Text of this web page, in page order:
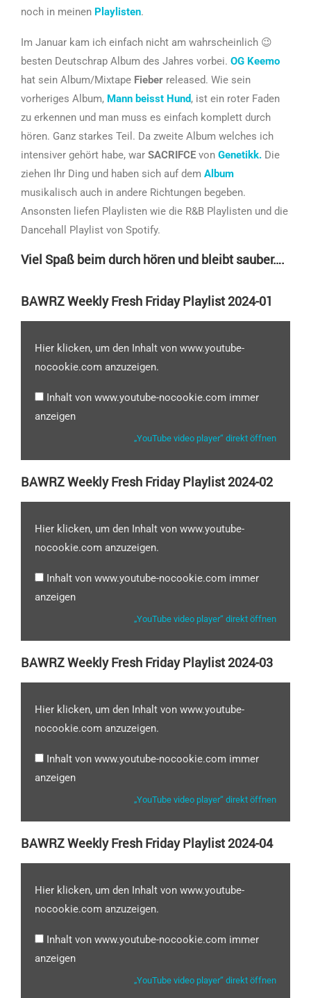
noch in meinen Playlisten.
Im Januar kam ich einfach nicht am wahrscheinlich 😉
besten Deutschrap Album des Jahres vorbei. OG Keemo
hat sein Album/Mixtape Fieber released. Wie sein
vorheriges Album, Mann beisst Hund, ist ein roter Faden
zu erkennen und man muss es einfach komplett durch
hören. Ganz starkes Teil. Da zweite Album welches ich
intensiver gehört habe, war SACRIFCE von Genetikk. Die
ziehen Ihr Ding und haben sich auf dem Album
musikalisch auch in andere Richtungen begeben.
Ansonsten liefen Playlisten wie die R&B Playlisten und die
Dancehall Playlist von Spotify.
Viel Spaß beim durch hören und bleibt sauber….
BAWRZ Weekly Fresh Friday Playlist 2024-01
Hier klicken, um den Inhalt von www.youtube-
nocookie.com anzuzeigen.
Inhalt von www.youtube-nocookie.com immer
anzeigen
„YouTube video player“ direkt öffnen
BAWRZ Weekly Fresh Friday Playlist 2024-02
Hier klicken, um den Inhalt von www.youtube-
nocookie.com anzuzeigen.
Inhalt von www.youtube-nocookie.com immer
anzeigen
„YouTube video player“ direkt öffnen
BAWRZ Weekly Fresh Friday Playlist 2024-03
Hier klicken, um den Inhalt von www.youtube-
nocookie.com anzuzeigen.
Inhalt von www.youtube-nocookie.com immer
anzeigen
„YouTube video player“ direkt öffnen
BAWRZ Weekly Fresh Friday Playlist 2024-04
Hier klicken, um den Inhalt von www.youtube-
nocookie.com anzuzeigen.
Inhalt von www.youtube-nocookie.com immer
anzeigen
„YouTube video player“ direkt öffnen